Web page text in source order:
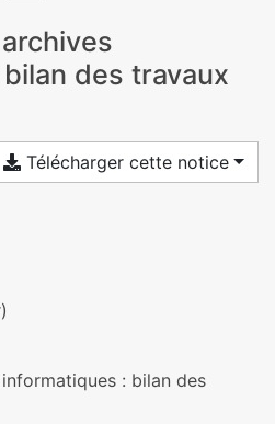
des travaux
Télécharger cette notice
: bilan des